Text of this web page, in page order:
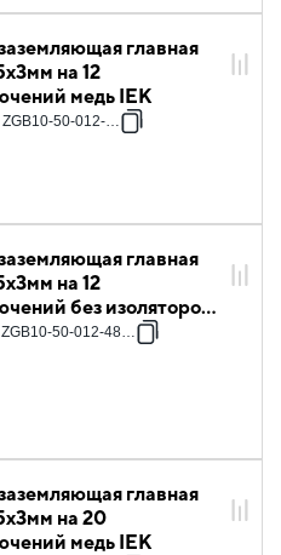
главная
на 12
медь IEK
ZGB10-50-012-483
главная
на 12
без изоляторов
ZGB10-50-012-483-U
главная
на 20
медь IEK